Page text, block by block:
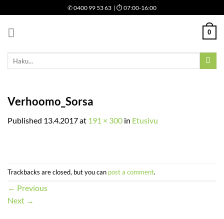
to
content
✆0400 99 53 63 | ⏱ 07:00-16:00
0
Etsi:
Verhoomo_Sorsa
Published 13.4.2017at 191 × 300 in Etusivu
Trackbacks are closed, but you can post a comment.
← Previous
Next →